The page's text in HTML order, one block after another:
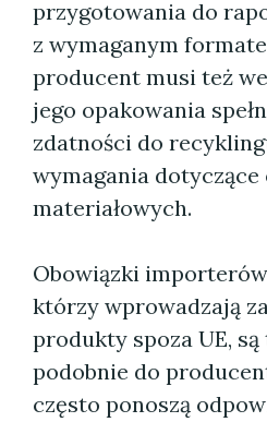
przygotowania do
z wymaganym
producent musi też
jego opakowania
zdatności do
wymagania
materiałowych.
Obowiązki
którzy wprowadzają
produkty spoza UE,
podobnie do
często ponoszą